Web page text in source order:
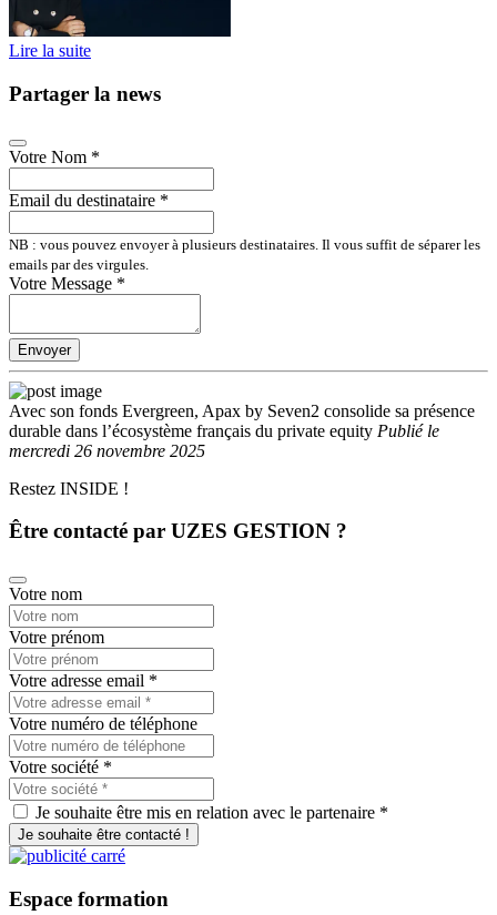
Lire la suite
Partager la news
Votre Nom *
Email du destinataire *
NB : vous pouvez envoyer à plusieurs destinataires. Il vous suffit de séparer les
emails par des virgules.
Votre Message *
Envoyer
Avec son fonds Evergreen, Apax by Seven2 consolide sa présence
durable dans l’écosystème français du private equity Publiéle
mercredi 26 novembre 2025
Restez INSIDE !
Être contacté par UZES GESTION ?
Votre nom
Votre prénom
Votre adresse email *
Votre numéro de téléphone
Votre société *
Je souhaite être mis en relation avec le partenaire *
Je souhaite être contacté !
Espace formation